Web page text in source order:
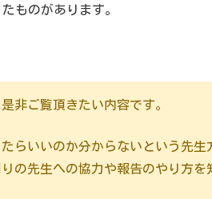
ものがあります。
非ご覧頂きたい内容です。
らいいのか分からないという先生
の先生への協力や報告のやり方を